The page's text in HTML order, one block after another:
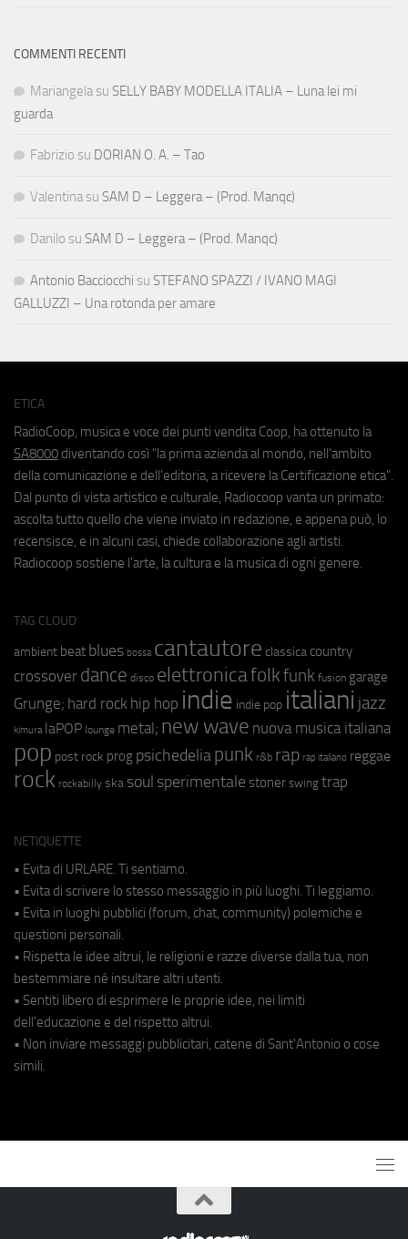
COMMENTI RECENTI
Mariangela su SELLY BABY MODELLA ITALIA – Luna lei mi
guarda
Fabrizio su DORIAN O. A. – Tao
Valentina su SAM D – Leggera – (Prod. Manqc)
Danilo su SAM D – Leggera – (Prod. Manqc)
Antonio Bacciocchi su STEFANO SPAZZI / IVANO MAGI
GALLUZZI – Una rotonda per amare
ETICA
RadioCoop, musica e voce dei punti vendita Coop, ha ottenuto la
SA8000 diventando così "la prima azienda al mondo, nell'ambito
della comunicazione e dell'editoria, a ricevere la Certificazione etica".
Dal punto di vista artistico e culturale, Radiocoop vanta un primato:
ascolta tutto quello che viene inviato in redazione, e appena può, lo
recensisce, e in alcuni casi, chiede collaborazione agli artisti.
Radiocoop sostiene l'arte, la cultura e la musica di ogni genere.
TAG CLOUD
ambient beat blues bossa cantautore classica country
crossover dance disco elettronicafolkfunk fusion garage
Grunge; hard rock hip hop indie indie pop italiani jazz
kimura laPOP lounge metal; new wave nuova musica italiana
pop post rock prog psichedeliapunk r&b rap rap italiano reggae
rock rockabilly ska soul sperimentale stoner swing trap
NETIQUETTE
• Evita di URLARE. Ti sentiamo.
• Evita di scrivere lo stesso messaggio in più luoghi. Ti leggiamo.
• Evita in luoghi pubblici (forum, chat, community) polemiche e
questioni personali.
• Rispetta le idee altrui, le religioni e razze diverse dalla tua, non
bestemmiare né insultare altri utenti.
• Sentiti libero di esprimere le proprie idee, nei limiti
dell'educazione e del rispetto altrui.
• Non inviare messaggi pubblicitari, catene di Sant'Antonio o cose
simili.